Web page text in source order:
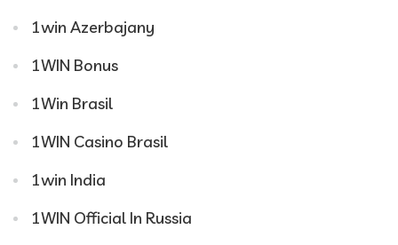
1win Azerbajany
1WIN Bonus
1Win Brasil
1WIN Casino Brasil
1win India
1WIN Official In Russia